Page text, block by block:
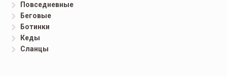
Повседневные
Беговые
Ботинки
Кеды
Сланцы